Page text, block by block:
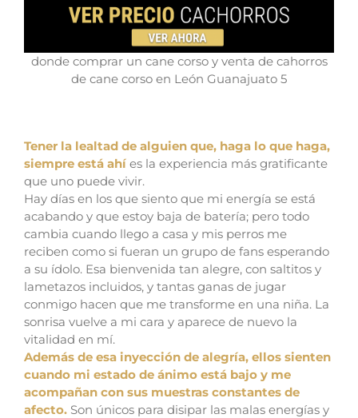
donde comprar un cane corso y venta de cahorros
de cane corso en León Guanajuato 5
Tener la lealtad de alguien que, haga lo que haga,
siempre está ahí es la experiencia más gratificante
que uno puede vivir.
Hay días en los que siento que mi energía se está
acabando y que estoy baja de batería; pero todo
cambia cuando llego a casa y mis perros me
reciben como si fueran un grupo de fans esperando
a su ídolo. Esa bienvenida tan alegre, con saltitos y
lametazos incluidos, y tantas ganas de jugar
conmigo hacen que me transforme en una niña. La
sonrisa vuelve a mi cara y aparece de nuevo la
vitalidad en mí.
Además de esa inyección de alegría, ellos sienten
cuando mi estado de ánimo está bajo y me
acompañan con sus muestras constantes de
afecto. Son únicos para disipar las malas energías y